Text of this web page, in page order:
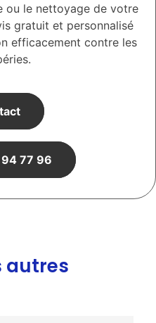
ou le nettoyage de votre
gratuit et personnalisé
efficacement contre les
77 96
autres